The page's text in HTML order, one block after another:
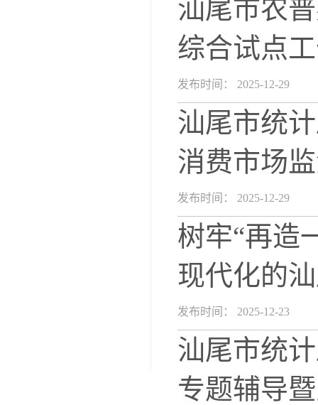
汕尾市农
综合试点
发布时间： 2025-12-29
汕尾市统
消费市场
发布时间： 2025-12-29
树牢“再造
现代化的
发布时间： 2025-12-23
汕尾市统
专题辅导